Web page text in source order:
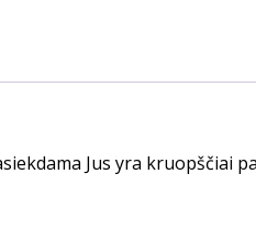
Jus yra kruopščiai